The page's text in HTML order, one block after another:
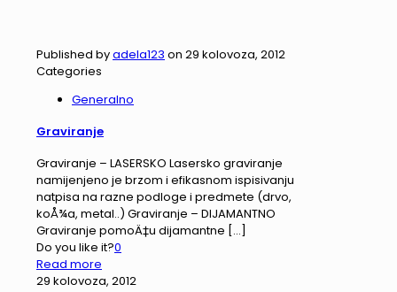
Published byadela123 on 29 kolovoza, 2012
Categories
Generalno
Graviranje
Graviranje – LASERSKO Lasersko graviranje
namijenjeno je brzom i efikasnom ispisivanju
natpisa na razne podloge i predmete (drvo,
koÅ¾a, metal..) Graviranje – DIJAMANTNO
Graviranje pomoÄ‡u dijamantne […]
Do you like it?0
Read more
29 kolovoza, 2012